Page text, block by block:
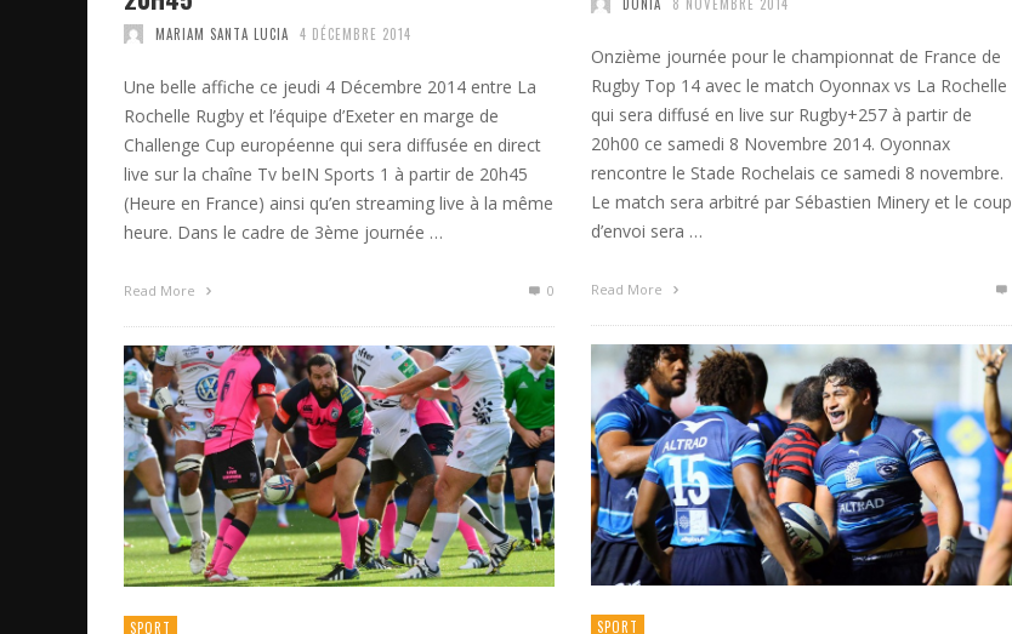
MARIAM SANTA LUCIA 4 DÉCEMBRE 2014
Une belle affiche ce jeudi 4 Décembre 2014 entre La
Rochelle Rugby et l’équipe d’Exeter en marge de
Challenge Cup européenne qui sera diffusée en direct
live sur la chaîne Tv beIN Sports 1 à partir de 20h45
(Heure en France) ainsi qu’en streaming live à la même
heure. Dans le cadre de 3ème journée …
Read More 0
Onzième journée pour le championnat de France de
Rugby Top 14 avec le match Oyonnax vs La Rochelle
qui sera diffusé en live sur Rugby+257 à partir de
20h00 ce samedi 8 Novembre 2014. Oyonnax
rencontre le Stade Rochelais ce samedi 8 novembre.
Le match sera arbitré par Sébastien Minery et le coup
d’envoi sera …
Read More
SPORT
SPORT